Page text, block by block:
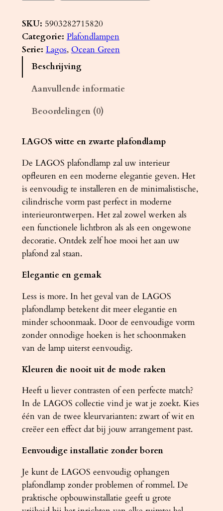
a
f
o
L
G
O
S
2
0
w
i
t
a
n
t
a
l
SKU: 5903282715820
Categorie: Plafondlampen
Serie: Lagos, Ocean Green
Beschrijving
Aanvullende informatie
Beoordelingen (0)
LAGOS witte en zwarte plafondlamp
De LAGOS plafondlamp zal uw interieur
opfleuren en een moderne elegantie geven. Het
is eenvoudig te installeren en de minimalistische,
cilindrische vorm past perfect in moderne
interieurontwerpen. Het zal zowel werken als
een functionele lichtbron als als een ongewone
decoratie. Ontdek zelf hoe mooi het aan uw
plafond zal staan.
Elegantie en gemak
Less is more. In het geval van de LAGOS
plafondlamp betekent dit meer elegantie en
minder schoonmaak. Door de eenvoudige vorm
zonder onnodige hoeken is het schoonmaken
van de lamp uiterst eenvoudig.
Kleuren die nooit uit de mode raken
Heeft u liever contrasten of een perfecte match?
In de LAGOS collectie vind je wat je zoekt. Kies
één van de twee kleurvarianten: zwart of wit en
creëer een effect dat bij jouw arrangement past.
Eenvoudige installatie zonder boren
Je kunt de LAGOS eenvoudig ophangen
plafondlamp zonder problemen of rommel. De
praktische opbouwinstallatie geeft u grote